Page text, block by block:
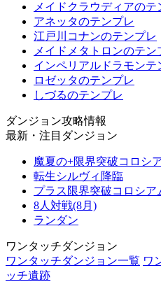
メイドクラウディアのテ
アネッタのテンプレ
江戸川コナンのテンプレ
メイドメタトロンのテン
インペリアルドラモンテ
ロゼッタのテンプレ
しづるのテンプレ
ダンジョン攻略情報
最新・注目ダンジョン
魔夏の+限界突破コロシ
転生シルヴィ降臨
プラス限界突破コロシア
8人対戦(8月)
ランダン
ワンタッチダンジョン
ワンタッチダンジョン一覧 ワ
ッチ遺跡